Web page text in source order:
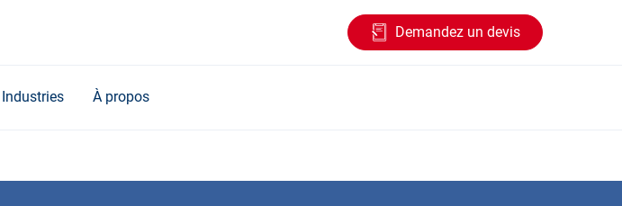
Demandez un devis
Industries À propos